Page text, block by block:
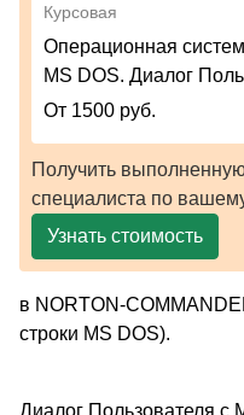
Курсовая
Операционная
MS DOS. Диалог
От 1500 руб.
Получить
специалиста по
Узнать стоимость
в NORTON-
строки MS DOS).
Диалог Пользователя с